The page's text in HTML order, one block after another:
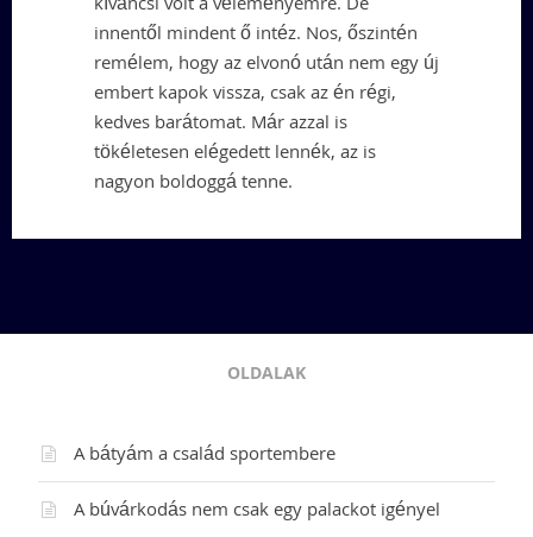
innentől mindent ő intéz. Nos, őszintén
remélem, hogy az elvonó után nem egy új
embert kapok vissza, csak az én régi,
kedves barátomat. Már azzal is
tökéletesen elégedett lennék, az is
nagyon boldoggá tenne.
OLDALAK
A bátyám a család sportembere
A búvárkodás nem csak egy palackot igényel